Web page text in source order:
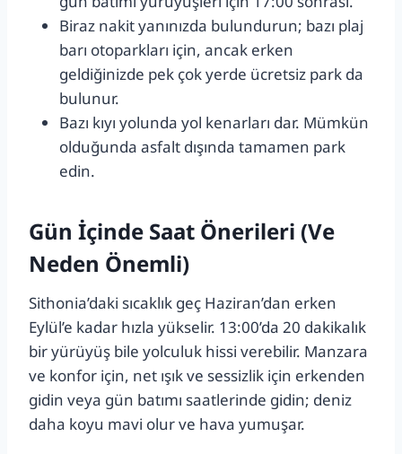
Biraz nakit yanınızda bulundurun; bazı plaj
barı otoparkları için, ancak erken
geldiğinizde pek çok yerde ücretsiz park da
bulunur.
Bazı kıyı yolunda yol kenarları dar. Mümkün
olduğunda asfalt dışında tamamen park
edin.
Gün İçinde Saat Önerileri (Ve
Neden Önemli)
Sithonia’daki sıcaklık geç Haziran’dan erken
Eylül’e kadar hızla yükselir. 13:00’da 20 dakikalık
bir yürüyüş bile yolculuk hissi verebilir. Manzara
ve konfor için, net ışık ve sessizlik için erkenden
gidin veya gün batımı saatlerinde gidin; deniz
daha koyu mavi olur ve hava yumuşar.